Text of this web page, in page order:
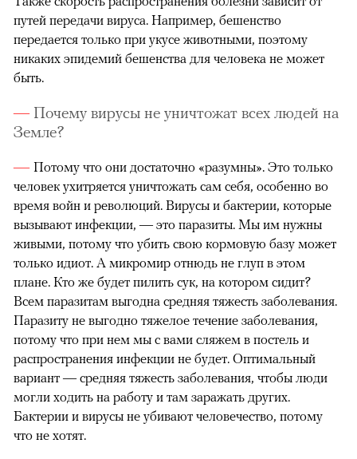
путей передачи вируса. Например, бешенство
передается только при укусе животными, поэтому
никаких эпидемий бешенства для человека не может
быть.
Почему вирусы не уничтожат всех людей на
Земле?
Потому что они достаточно «разумны». Это только
человек ухитряется уничтожать сам себя, особенно во
время войн и революций. Вирусы и бактерии, которые
вызывают инфекции, — это паразиты. Мы им нужны
живыми, потому что убить свою кормовую базу может
только идиот. А микромир отнюдь не глуп в этом
плане. Кто же будет пилить сук, на котором сидит?
Всем паразитам выгодна средняя тяжесть заболевания.
Паразиту не выгодно тяжелое течение заболевания,
потому что при нем мы с вами сляжем в постель и
распространения инфекции не будет. Оптимальный
вариант — средняя тяжесть заболевания, чтобы люди
могли ходить на работу и там заражать других.
Бактерии и вирусы не убивают человечество, потому
что не хотят.